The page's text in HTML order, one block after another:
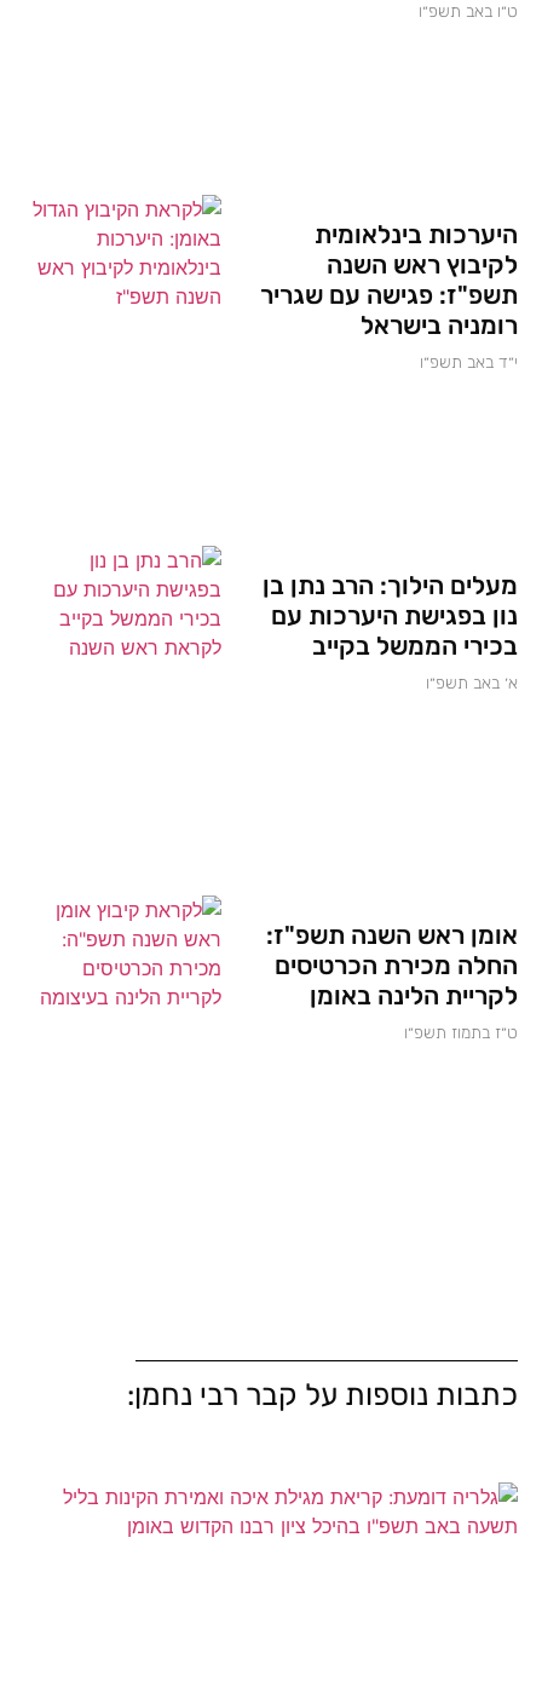
ט״ו באב תשפ״ו
היערכות בינלאומית
לקיבוץ ראש השנה
תשפ"ז: פגישה עם שגריר
רומניה בישראל
י״ד באב תשפ״ו
מעלים הילוך: הרב נתן בן
נון בפגישת היערכות עם
בכירי הממשל בקייב
א׳ באב תשפ״ו
אומן ראש השנה תשפ"ז:
החלה מכירת הכרטיסים
לקריית הלינה באומן
ט״ז בתמוז תשפ״ו
כתבות נוספות על קבר רבי נחמן: